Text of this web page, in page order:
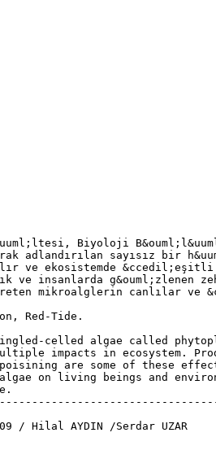
Biyoloji
adlandırılan sayısız bir
ve ekosistemde
insanlarda g&ouml;zlenen
mikroalglerin canlılar
Red-Tide.
celled algae called
impacts in ecosystem.
are some of these
on living beings and